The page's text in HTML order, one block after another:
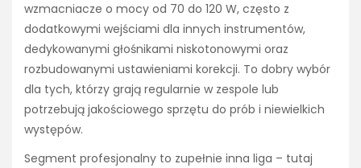
wzmacniacze o mocy od 70 do 120 W, często z
dodatkowymi wejściami dla innych instrumentów,
dedykowanymi głośnikami niskotonowymi oraz
rozbudowanymi ustawieniami korekcji. To dobry wybór
dla tych, którzy grają regularnie w zespole lub
potrzebują jakościowego sprzętu do prób i niewielkich
występów.
Segment profesjonalny to zupełnie inna liga – tutaj